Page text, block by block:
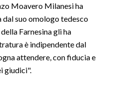
Moavero Milanesi ha
suo omologo tedesco
Farnesina gli ha
è indipendente dal
attendere, con fiducia e
giudici".